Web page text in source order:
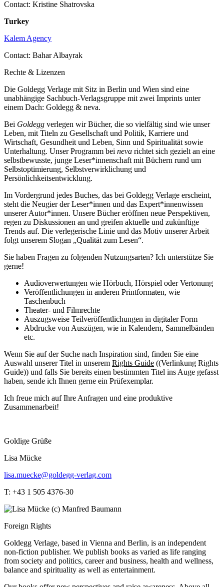
Contact: Kristine Shatrovska
Turkey
Kalem Agency
Contact: Bahar Albayrak
Rechte & Lizenzen
Die Goldegg Verlage mit Sitz in Berlin und Wien sind eine
unabhängige Sachbuch-Verlagsgruppe mit zwei Imprints unter
einem Dach: Goldegg & neva.
Bei Goldegg verlegen wir Bücher, die so vielfältig sind wie unser
Leben, mit Titeln zu Gesellschaft und Politik, Karriere und
Wirtschaft, Gesundheit und Leben, Sinn und Spiritualität sowie
Unterhaltung. Unser Programm bei neva richtet sich gezielt an eine
selbstbewusste, junge Leser*innenschaft mit Büchern rund um
Selbstoptimierung, Selbstverwirklichung und
Persönlichkeitsentwicklung.
Im Vordergrund jedes Buches, das bei Goldegg Verlage erscheint,
steht die Neugier der Leser*innen und das Expert*innenwissen
unserer Autor*innen. Unsere Bücher eröffnen neue Perspektiven,
regen zu Diskussionen an und greifen aktuelle und zukünftige
Trends auf. Die verlegerische Linie und das Motiv unserer Arbeit
folgt unserem Slogan „Qualität zum Lesen“.
Sie haben Fragen zu folgenden Nutzungsarten? Ich unterstütze Sie
gerne!
Audioverwertungen wie Hörbuch, Hörspiel oder Vertonung
Veröffentlichungen in anderen Printformaten, wie
Taschenbuch
Theater- und Filmrechte
Auszugsweise Teilveröffentlichungen in digitaler Form
Abdrucke von Auszügen, wie in Kalendern, Sammelbänden
etc.
Wenn Sie auf der Suche nach Inspiration sind, finden Sie eine
Auswahl unserer Titel in unserem Rights Guide ((Verlinkung Rights
Guide)) und falls Sie bereits einen bestimmten Titel ins Auge gefasst
haben, sende ich Ihnen gerne ein Prüfexemplar.
Ich freue mich auf Ihre Anfragen und eine produktive
Zusammenarbeit!
Goldige Grüße
Lisa Mücke
lisa.muecke@goldegg-verlag.com
T: +43 1 505 4376-30
Foreign Rights
Goldegg Verlage, based in Vienna and Berlin, is an independent
non-fiction publisher. We publish books as varied as life ranging
from society and politics, career and business, health and wellness,
balance and spirituality as well as entertainment.